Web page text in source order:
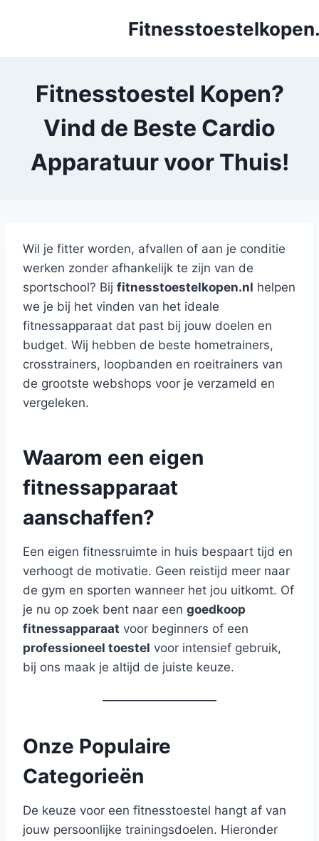
Fitnesstoestel Kopen?
Vind de Beste Cardio
Apparatuur voor Thuis!
Wil je fitter worden, afvallen of aan je conditie
werken zonder afhankelijk te zijn van de
sportschool? Bij fitnesstoestelkopen.nl helpen
we je bij het vinden van het ideale
fitnessapparaat dat past bij jouw doelen en
budget. Wij hebben de beste hometrainers,
crosstrainers, loopbanden en roeitrainers van
de grootste webshops voor je verzameld en
vergeleken.
Waarom een eigen
fitnessapparaat
aanschaffen?
Een eigen fitnessruimte in huis bespaart tijd en
verhoogt de motivatie. Geen reistijd meer naar
de gym en sporten wanneer het jou uitkomt. Of
je nu op zoek bent naar een goedkoop
fitnessapparaat voor beginners of een
professioneel toestel voor intensief gebruik,
bij ons maak je altijd de juiste keuze.
Onze Populaire
Categorieën
De keuze voor een fitnesstoestel hangt af van
jouw persoonlijke trainingsdoelen. Hieronder